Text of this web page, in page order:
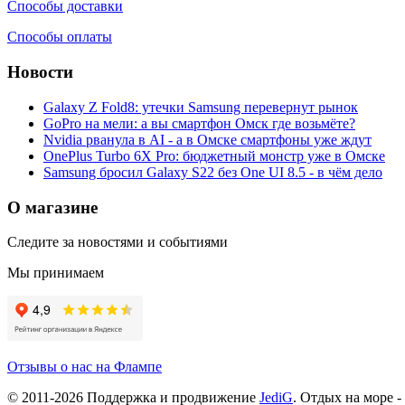
Способы доставки
Способы оплаты
Новости
Galaxy Z Fold8: утечки Samsung перевернут рынок
GoPro на мели: а вы смартфон Омск где возьмёте?
Nvidia рванула в AI - а в Омске смартфоны уже ждут
OnePlus Turbo 6X Pro: бюджетный монстр уже в Омске
Samsung бросил Galaxy S22 без One UI 8.5 - в чём дело
О магазине
Следите за новостями и событиями
Мы принимаем
Отзывы о нас на Флампе
© 2011-2026 Поддержка и продвижение JediG. Отдых на море -